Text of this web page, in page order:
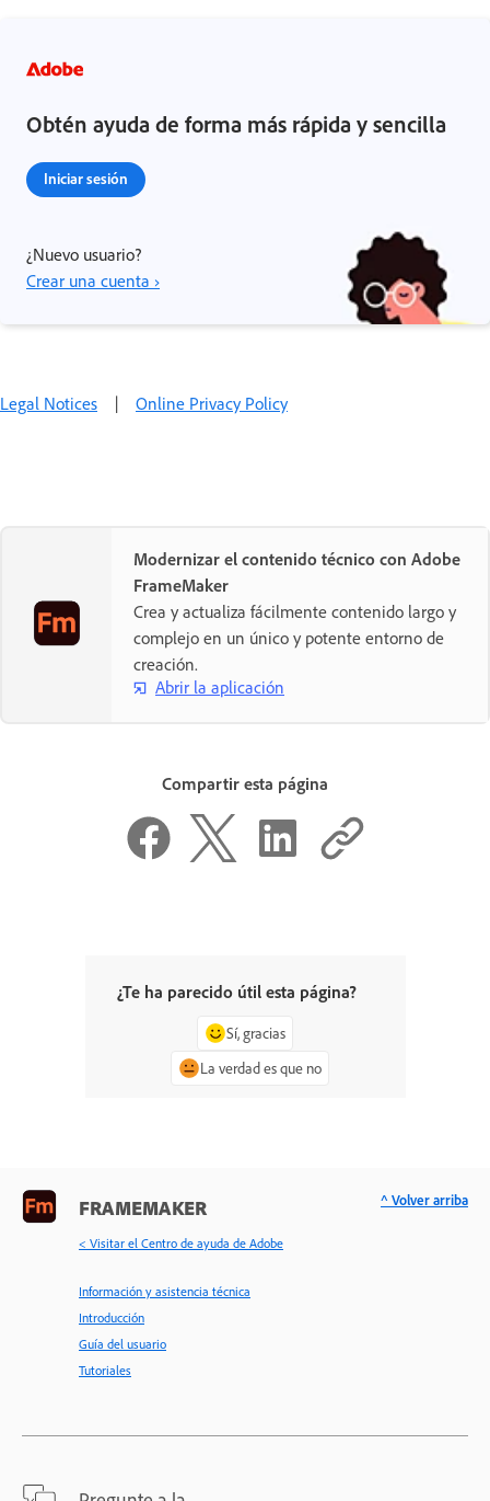
Obtén ayuda de forma más rápida y sencilla
Iniciar sesión
¿Nuevo usuario?
Crear una cuenta ›
Legal Notices | Online Privacy Policy
Modernizar el contenido técnico con Adobe
FrameMaker
Crea y actualiza fácilmente contenido largo y
complejo en un único y potente entorno de
creación.
Abrir la aplicación
Compartir esta página
¿Te ha parecido útil esta página?
Sí, gracias
La verdad es que no
FRAMEMAKER
< Visitar el Centro de ayuda de Adobe
Información y asistencia técnica
Introducción
Guía del usuario
Tutoriales
^ Volver arriba